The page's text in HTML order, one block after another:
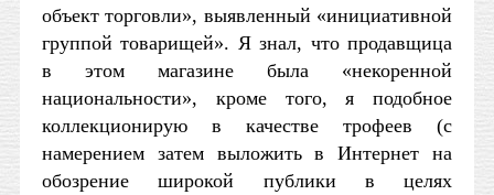
объект торговли», выявленный «инициативной
группой товарищей». Я знал, что продавщица
в этом магазине была «некоренной
национальности», кроме того, я подобное
коллекционирую в качестве трофеев (с
намерением затем выложить в Интернет на
обозрение широкой публики в целях